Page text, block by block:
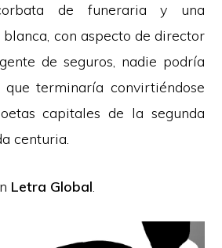
de funeraria y una
con aspecto de director
de seguros, nadie podría
terminaría convirtiéndose
capitales de la segunda
centuria.
Letra Global.